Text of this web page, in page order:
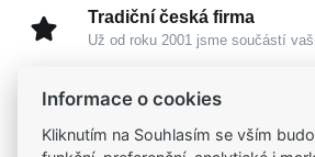
Tradiční česká firma
Už od roku 2001 jsme součástí
Široký výběr produktů
Na našem e-shopu máte výběr z
Informace o cookies
Kliknutím na Souhlasím se vším